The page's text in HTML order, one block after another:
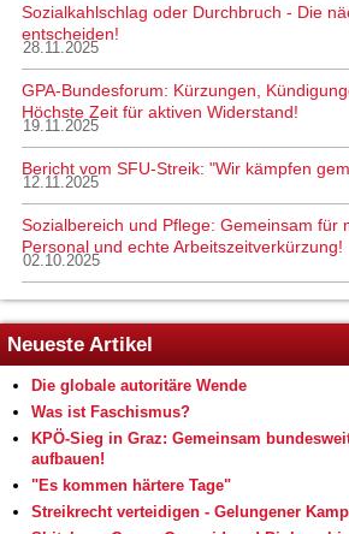
Sozialkahlschlag oder Durchbruch - Die
entscheiden!
28.11.2025
GPA-Bundesforum: Kürzungen,
Höchste Zeit für aktiven Widerstand!
19.11.2025
Bericht vom SFU-Streik: "Wir kämpfen
12.11.2025
Sozialbereich und Pflege: Gemeinsam für
Personal und echte Arbeitszeitverkürzung!
02.10.2025
Neueste Artikel
Die globale autoritäre Wende
Was ist Faschismus?
KPÖ-Sieg in Graz: Gemeinsam
aufbauen!
"Es kommen härtere Tage"
Streikrecht verteidigen - Gelungener